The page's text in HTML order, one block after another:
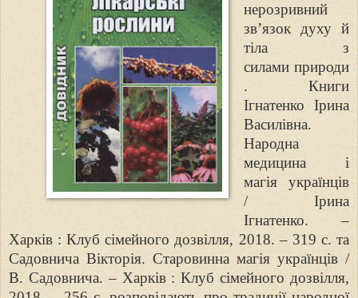
нерозривний
зв’язок духу й
тіла з
силами природи
. Книги
Ігнатенко Ірина
Василівна.
Народна
медицина і
магія українців
/ Ірина
Ігнатенко. –
Харків : Клуб сімейного дозвілля, 2018. – 319 с. та
Садовнича Вікторія. Старовинна магія українців /
В. Садовнича. – Харків : Клуб сімейного дозвілля,